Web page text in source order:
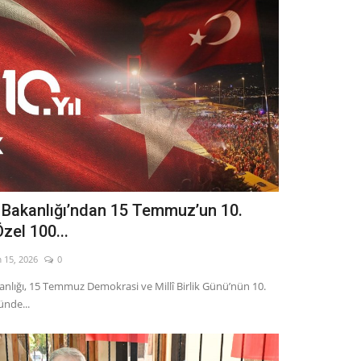
15 Temmuz’un 10.
100...
15, 2026 0
15 Temmuz Demokrasi ve Millî Birlik Günü’nün 10.